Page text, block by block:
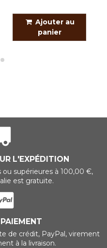
Ajouter au
panier
L'EXPÉDITION
supérieures à 100,00 €,
est gratuite.
de crédit, PayPal, virement
à la livraison.